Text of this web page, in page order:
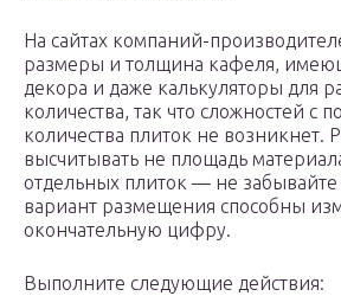
На сайтах компаний-
размеры и толщина кафеля,
декора и даже калькуляторы для
количества, так что сложностей с
количества плиток не возникнет.
высчитывать не площадь
отдельных плиток — не забывайте
вариант размещения способны
окончательную цифру.
Выполните следующие действия: